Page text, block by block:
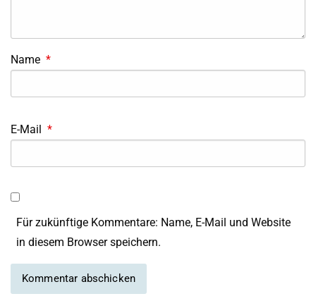
Name *
E-Mail *
Für zukünftige Kommentare: Name, E-Mail und Website
in diesem Browser speichern.